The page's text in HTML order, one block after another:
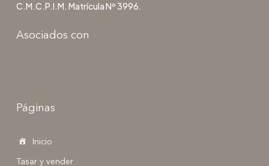
C.M.C.P.I.M. Matrícula Nº 3996.
Asociados con
Páginas
Inicio
Tasar y vender